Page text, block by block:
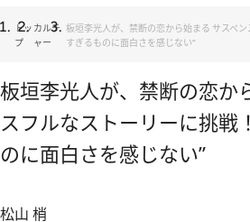
トッ
プ
カルチ
ャー
板垣李光人が、禁断の恋から始まる サスペ
すぎるものに面白さを感じない”
板垣李光人が、禁断の恋か
スフルなストーリーに挑戦
のに面白さを感じない”
松山 梢